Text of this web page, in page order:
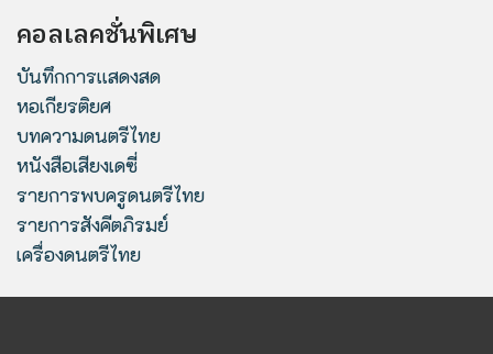
คอลเลคชั่นพิเศษ
บันทึกการแสดงสด
หอเกียรติยศ
บทความดนตรีไทย
หนังสือเสียงเดซี่
รายการพบครูดนตรีไทย
รายการสังคีตภิรมย์
เครื่องดนตรีไทย